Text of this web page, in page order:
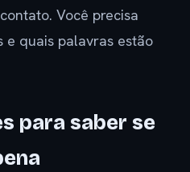
Você precisa
e quais palavras estão
para saber se